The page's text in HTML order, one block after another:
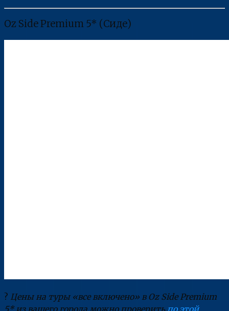
Oz Side Premium 5* (Сиде)
? Цены на туры «все включено» в Oz Side Premium
5* из вашего города можно проверить по этой